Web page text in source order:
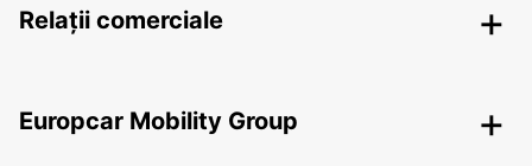
Relații comerciale
Europcar Mobility Group